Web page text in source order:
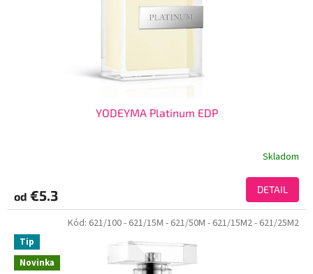
YODEYMA Platinum EDP
Skladom
od €5.3 DETAIL
Novinka
Tip
Kód: 621/100- 621/15M - 621/50M - 621/15M2- 621/25M2